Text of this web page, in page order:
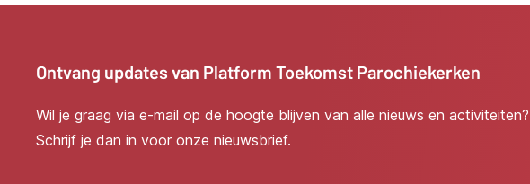
Ontvang updates van Platform Toekomst Parochiekerken
Wil je graag via e-mail op de hoogte blijven van alle nieuws en activiteiten?
Schrijf je dan in voor onze nieuwsbrief.